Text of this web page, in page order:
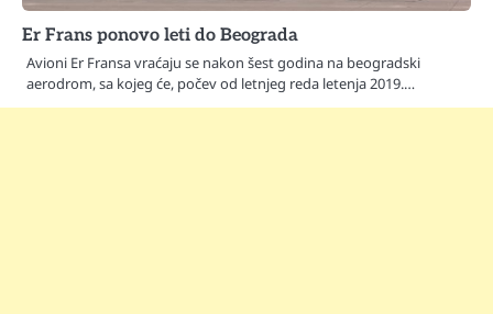
Er Frans ponovo leti do Beograda
Avioni Er Fransa vraćaju se nakon šest godina na beogradski
aerodrom, sa kojeg će, počev od letnjeg reda letenja 2019.…